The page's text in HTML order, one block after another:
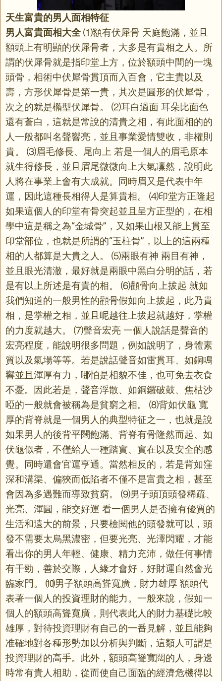
天生富貴的男人面相特征
男人富貴面相大全⑴額有伏犀骨 天庭飽滿，並且
額頭上有明顯的伏犀骨者，大多是有貴相之人。所
謂的伏犀骨就是指印堂上方，位於額頭中間的一塊
頭骨，相術中伏犀骨貫頂而入百會，它主貴以及
壽，方形伏犀骨是第一貴，其次是圓形的伏犀骨，
次之的就是橢型伏犀骨。 ⑵耳白過面 耳朵比面色
還有蒼白，這就是常說的清貴之相，有此面相的的
人一般都叫名聲響亮，並且事業愛情雙收，非權則
貴。 ⑶眉毛修長、尾向上 若是一個人的眉毛原本
就生得修長，並且眉尾微微向上大氣凜然，說明此
人將在事業上會有大成就。同時眉又是代表中年
運，因此這種長相得人是算貴相。 ⑷印堂方正隆起
如果這個人的印堂有骨突起並且呈方正型的，在相
學中這是稱之為“金城骨”，又如果山根又能上貫至
印堂部位，也就是所謂的“玉柱骨”，以上的這兩種
相的人都算是大貴之人。 ⑸兩眼有神 兩目有神，
並且眼光清澈，最好就是兩眼中黑白分明的話，若
是有以上所述是有貴的相。 ⑹顴骨向上拔起 就如
我們知道的一般男性的顴骨假如向上拔起，此乃貴
相，是掌權之相，並且呢越往上拔起就越好，掌權
的力度就越大。 ⑺聲音宏亮 一個人說話是聲音的
宏亮程度，能說明很多問題，例如說明了，身體素
質以及氣場等等。若是說話聲音如雷貫耳、如銅鳴
響並且渾厚有力，哪怕是相貌不佳，也可免去衣食
不憂。因此若是，聲音浮散、如銅鑼破鼓、焦枯沙
啞的一般就會被稱為是貧窮之相。 ⑻背如伏龜 寬
厚的背脊就是一個男人的典型特征之一，也就是說
如果男人的後背平闊飽滿、背脊有骨隆然而起、如
伏龜似者，不僅給人一種踏實、實在以及安全的感
覺。同時還會官運亨通。當然相反的，若是背如窪
深和溝渠、偏狹而低陷者不僅不是富貴之相，甚至
會因為多遇難而導致貧窮。 ⑼男子頭頂頭發稀疏、
光亮、渾圓，能交好運 看一個男人是否擁有優質的
生活和遠大的前景，只要檢閱他的頭發就可以，頭
發不需要太烏黑濃密，但要光亮、光澤閃耀，才能
看出你的男人年輕、健康、精力充沛，做任何事情
有干勁，善於交際，人緣才會好，好財運自然會光
臨家門。 ⑽男子額頭高聳寬廣，財力雄厚 額頭代
表著一個人的投資理財的能力。一般來說，假如一
個人的額頭高聳寬廣，則代表此人的財力基礎比較
雄厚，對待投資理財有自己的一番見解，並且能夠
准確地對各種形勢加以分析與判斷，這類人可謂是
投資理財的高手。此外，額頭高聳寬闊的人，身邊
時常有貴人相助，從而使自己面臨的經濟危機得以